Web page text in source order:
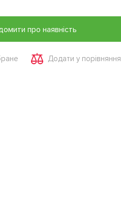
про наявність
Додати у порівняння